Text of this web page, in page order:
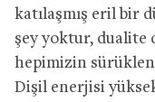
katılaşmış eril bir
şey yoktur, dualite
hepimizin
Dişil enerjisi